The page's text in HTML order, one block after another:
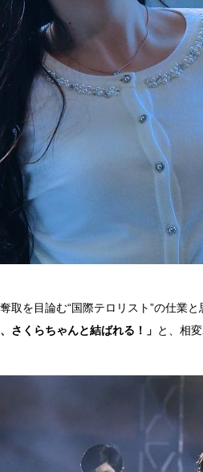
取を目論む“国際テロリスト”の仕業
さくらちゃんと結ばれる！」 と、相